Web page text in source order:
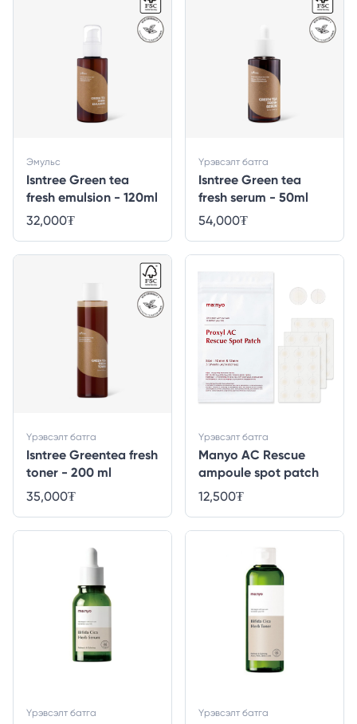
Isntree Green tea
fresh emulsion - 120ml
Эмульс
32,000₮
Isntree Green tea
fresh serum - 50ml
Үрэвсэлт батга
54,000₮
Isntree Greentea fresh
toner - 200 ml
Үрэвсэлт батга
35,000₮
Manyo AC Rescue
ampoule spot patch
Үрэвсэлт батга
12,500₮
Үрэвсэлт батга Үрэвсэлт батга